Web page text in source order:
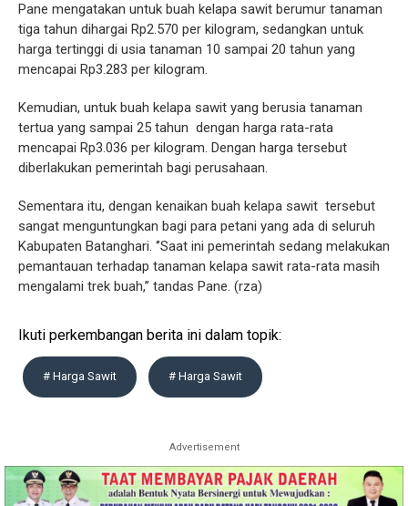
Pane mengatakan untuk buah kelapa sawit berumur tanaman
tiga tahun dihargai Rp2.570 per kilogram, sedangkan untuk
harga tertinggi di usia tanaman 10 sampai 20 tahun yang
mencapai Rp3.283 per kilogram.
Kemudian, untuk buah kelapa sawit yang berusia tanaman
tertua yang sampai 25 tahun dengan harga rata-rata
mencapai Rp3.036 per kilogram. Dengan harga tersebut
diberlakukan pemerintah bagi perusahaan.
Sementara itu, dengan kenaikan buah kelapa sawit tersebut
sangat menguntungkan bagi para petani yang ada di seluruh
Kabupaten Batanghari. ‘’Saat ini pemerintah sedang melakukan
pemantauan terhadap tanaman kelapa sawit rata-rata masih
mengalami trek buah,’’ tandas Pane. (rza)
Ikuti perkembangan berita ini dalam topik:
# Harga Sawit # Harga Sawit
Advertisement